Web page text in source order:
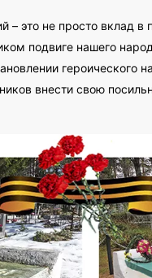
– это не просто вклад
подвиге нашего
героического
внести свою